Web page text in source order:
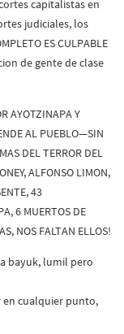
capitalistas en
judiciales, los
ES CULPABLE
de gente de clase
AYOTZINAPA Y
AL PUEBLO—SIN
DEL TERROR DEL
ALFONSO LIMON,
43
6 MUERTOS DE
NOS FALTAN ELLOS!
bayuk, lumil pero
en cualquier punto,